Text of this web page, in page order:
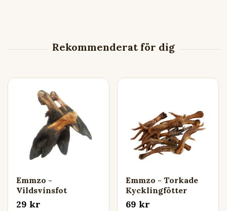
Emmzo -
Vildsvinsfot
29 kr
Emmzo - Torkade
Kycklingfötter
69 kr